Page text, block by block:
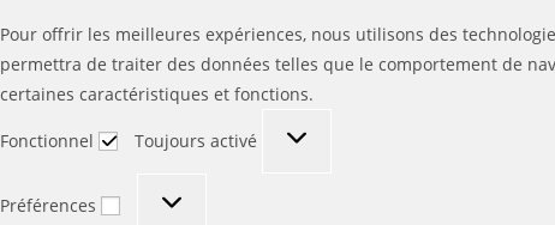
Pour offrir les meilleures expériences, nous utilisons des
permettra de traiter des données telles que le comportement de
certaines caractéristiques et fonctions.
Fonctionnel Toujours activé
Préférences